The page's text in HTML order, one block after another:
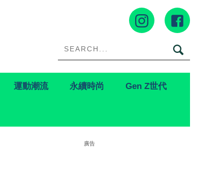
運動潮流 永續時尚 Gen Z世代
廣告